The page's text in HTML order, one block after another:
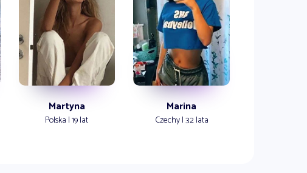
Martyna
Polska | 19 lat
Marina
Czechy | 32 lata